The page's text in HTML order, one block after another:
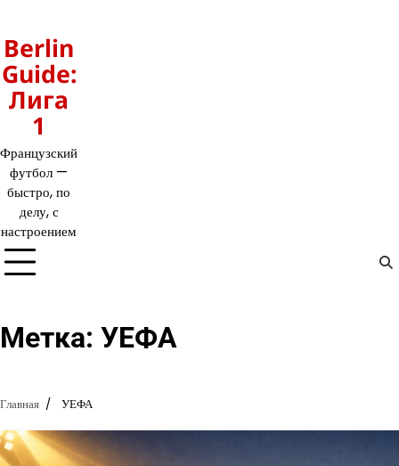
содержимому
Berlin
Guide:
Лига
1
Французский
футбол —
быстро, по
делу, с
настроением
Метка: УЕФА
Главная УЕФА